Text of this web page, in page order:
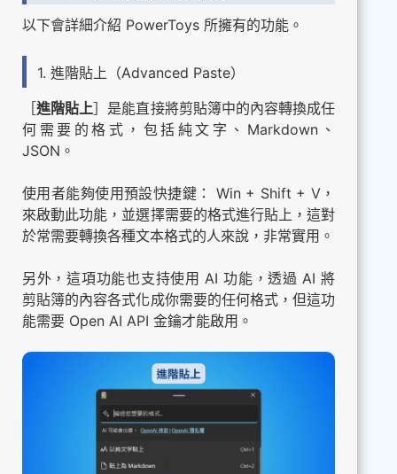
以下會詳細介紹 PowerToys 所擁有的功能。
1. 進階貼上（Advanced Paste）
［進階貼上］是能直接將剪貼簿中的內容轉換成任
何需要的格式，包括純文字、Markdown、
JSON。
使用者能夠使用預設快捷鍵： Win + Shift + V，
來啟動此功能，並選擇需要的格式進行貼上，這對
於常需要轉換各種文本格式的人來說，非常實用。
另外，這項功能也支持使用 AI 功能，透過 AI 將
剪貼簿的內容各式化成你需要的任何格式，但這功
能需要 Open AI API 金鑰才能啟用。